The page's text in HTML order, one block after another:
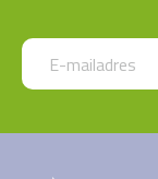
Call me back by fax